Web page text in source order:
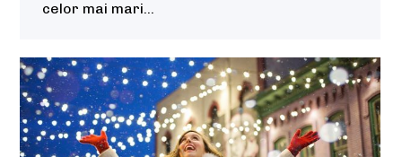
celor mai mari…